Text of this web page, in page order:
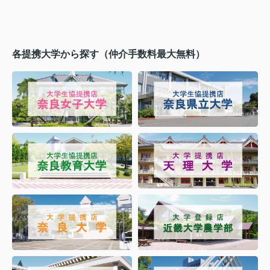
各提携大学から探す（仲介手数料最大無料）